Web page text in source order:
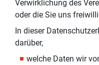
Verwirklichung des
oder die Sie uns
In dieser
darüber,
welche Daten wir